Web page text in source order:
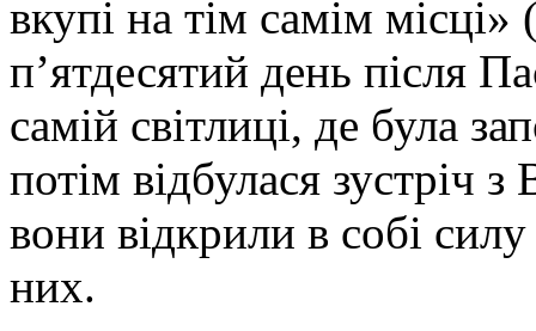
вкупі на тім самім
п’ятдесятий день після
самій світлиці, де була
потім відбулася зустріч
вони відкрили в собі
них.